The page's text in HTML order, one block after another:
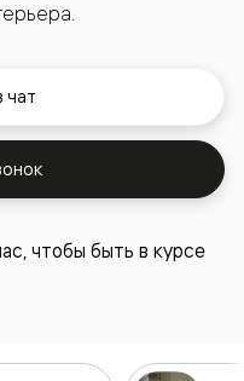
чат
чтобы быть в курсе